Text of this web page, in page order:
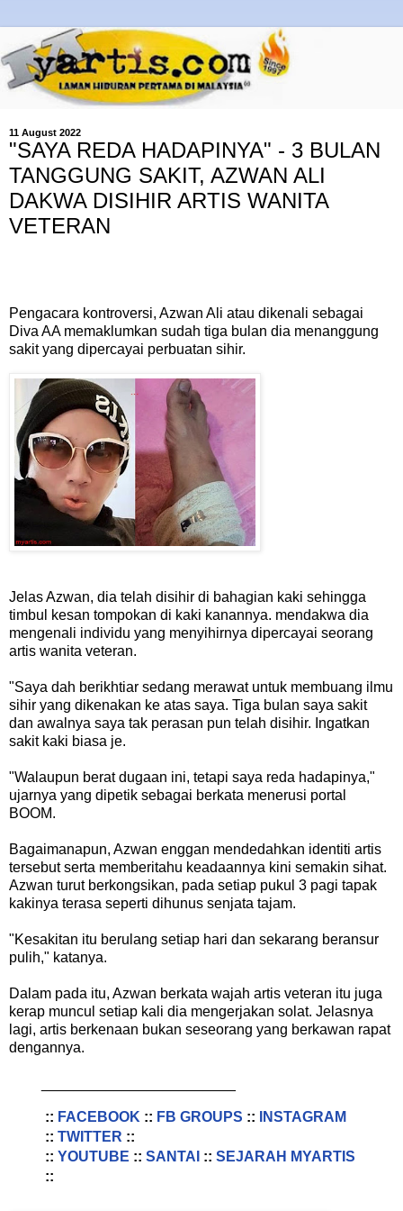
11 August 2022
"SAYA REDA HADAPINYA" - 3 BULAN
TANGGUNG SAKIT, AZWAN ALI
DAKWA DISIHIR ARTIS WANITA
VETERAN
Pengacara kontroversi, Azwan Ali atau dikenali sebagai
Diva AA memaklumkan sudah tiga bulan dia menanggung
sakit yang dipercayai perbuatan sihir.
Jelas Azwan, dia telah disihir di bahagian kaki sehingga
timbul kesan tompokan di kaki kanannya. mendakwa dia
mengenali individu yang menyihirnya dipercayai seorang
artis wanita veteran.
"Saya dah berikhtiar sedang merawat untuk membuang ilmu
sihir yang dikenakan ke atas saya. Tiga bulan saya sakit
dan awalnya saya tak perasan pun telah disihir. Ingatkan
sakit kaki biasa je.
"Walaupun berat dugaan ini, tetapi saya reda hadapinya,"
ujarnya yang dipetik sebagai berkata menerusi portal
BOOM.
Bagaimanapun, Azwan enggan mendedahkan identiti artis
tersebut serta memberitahu keadaannya kini semakin sihat.
Azwan turut berkongsikan, pada setiap pukul 3 pagi tapak
kakinya terasa seperti dihunus senjata tajam.
"Kesakitan itu berulang setiap hari dan sekarang beransur
pulih," katanya.
Dalam pada itu, Azwan berkata wajah artis veteran itu juga
kerap muncul setiap kali dia mengerjakan solat. Jelasnya
lagi, artis berkenaan bukan seseorang yang berkawan rapat
dengannya.
:: FACEBOOK :: FB GROUPS ::
INSTAGRAM
:: TWITTER ::
:: YOUTUBE :: SANTAI :: SEJARAH MYARTIS
::